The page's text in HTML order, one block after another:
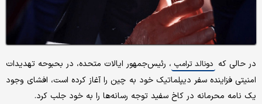
در حالی که دونالد ترامپ ، رئیس‌جمهور ایالات متحده، در بحبوحه تهدیدات
امنیتی فزاینده سفر دیپلماتیک خود به چین را آغاز کرده است، افشای وجود
یک نامه محرمانه در کاخ سفید توجه رسانه‌ها را به خود جلب کرد.